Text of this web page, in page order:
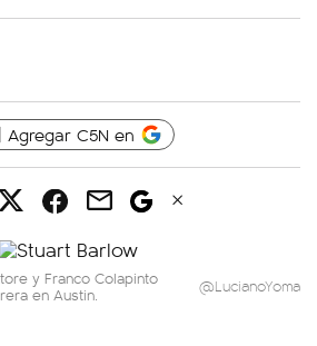
Agregar C5N en
y Franco Colapinto
en Austin. @LucianoYoma